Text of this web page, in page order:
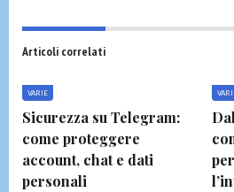
Articoli correlati
VARIE
Sicurezza su Telegram:
come proteggere
account, chat e dati
personali